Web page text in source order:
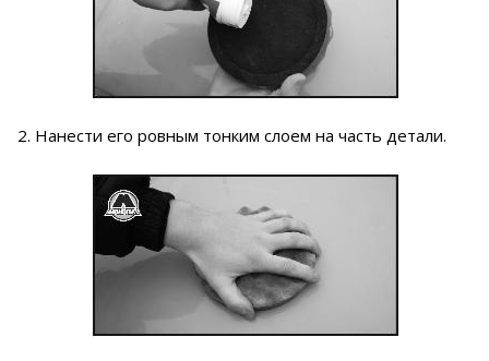
2. Нанести его ровным тонким слоем на часть детали.